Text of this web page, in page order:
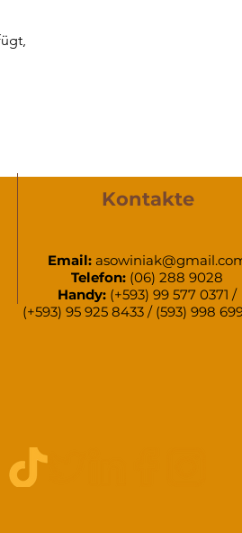
Kontakte
Email:
Telefon: (06) 288 9028
Handy: (+593) 99 577 0371 /
(+593) 95 925 8433 / (593) 998